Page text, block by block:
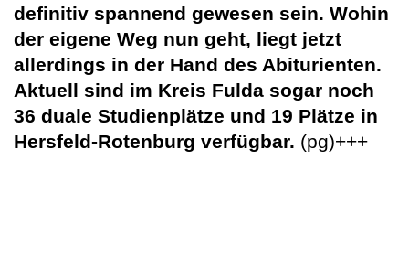
definitiv spannend gewesen sein. Wohin
der eigene Weg nun geht, liegt jetzt
allerdings in der Hand des Abiturienten.
Aktuell sind im Kreis Fulda sogar noch
36 duale Studienplätze und 19 Plätze in
Hersfeld-Rotenburg verfügbar. (pg)+++